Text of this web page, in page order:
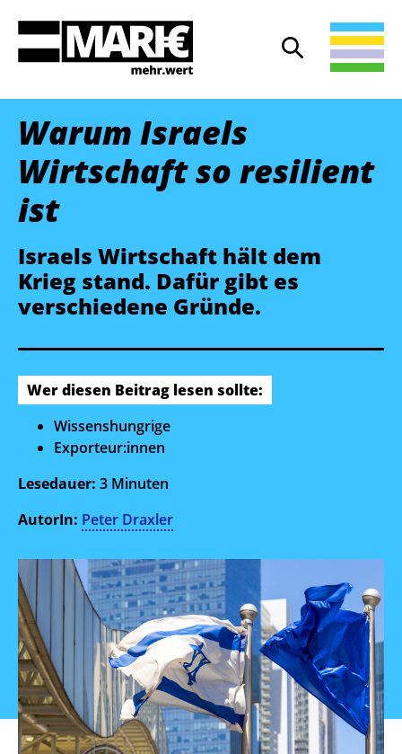
Suche öffnen
Suche
Warum Israels
Wirtschaft so resilient
ist
Israels Wirtschaft hält dem
Krieg stand. Dafür gibt es
verschiedene Gründe.
Wer diesen Beitrag lesen sollte:
Wissenshungrige
Exporteur:innen
Lesedauer: 3 Minuten
AutorIn: Peter Draxler